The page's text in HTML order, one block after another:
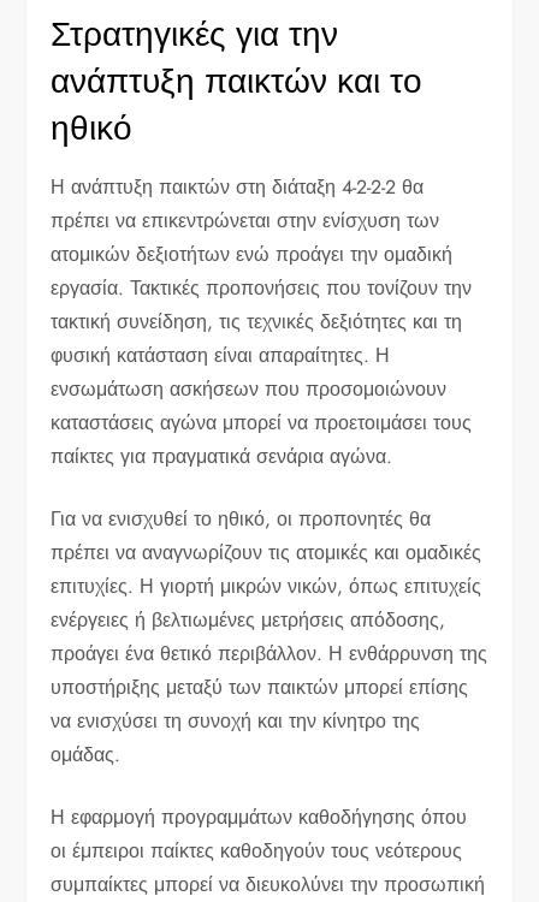
Στρατηγικές για την
ανάπτυξη παικτών και το
ηθικό
Η ανάπτυξη παικτών στη διάταξη 4-2-2-2 θα
πρέπει να επικεντρώνεται στην ενίσχυση των
ατομικών δεξιοτήτων ενώ προάγει την ομαδική
εργασία. Τακτικές προπονήσεις που τονίζουν την
τακτική συνείδηση, τις τεχνικές δεξιότητες και τη
φυσική κατάσταση είναι απαραίτητες. Η
ενσωμάτωση ασκήσεων που προσομοιώνουν
καταστάσεις αγώνα μπορεί να προετοιμάσει τους
παίκτες για πραγματικά σενάρια αγώνα.
Για να ενισχυθεί το ηθικό, οι προπονητές θα
πρέπει να αναγνωρίζουν τις ατομικές και ομαδικές
επιτυχίες. Η γιορτή μικρών νικών, όπως επιτυχείς
ενέργειες ή βελτιωμένες μετρήσεις απόδοσης,
προάγει ένα θετικό περιβάλλον. Η ενθάρρυνση της
υποστήριξης μεταξύ των παικτών μπορεί επίσης
να ενισχύσει τη συνοχή και την κίνητρο της
ομάδας.
Η εφαρμογή προγραμμάτων καθοδήγησης όπου
οι έμπειροι παίκτες καθοδηγούν τους νεότερους
συμπαίκτες μπορεί να διευκολύνει την προσωπική